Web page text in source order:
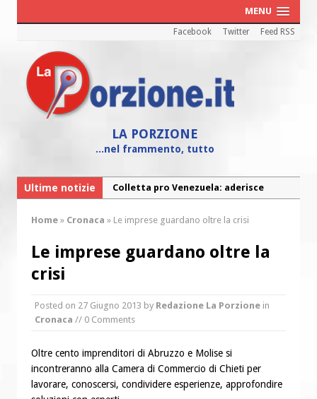
MENU
Facebook Twitter Feed RSS
LA PORZIONE
...nel frammento, tutto
Ultime notizie
Colletta pro Venezuela: aderisce
Fine vita: la Chiesa Cattolica inglese si
mobilita contro il suicidio assistito
Torna la festa di Sant’Andrea:
“Chiediamogli di legarci al bene”
è buono, giusto e santo per la nostra
vita”
Home » Cronaca » Le imprese guardano oltre la crisi
Le imprese guardano oltre la
crisi
Posted on 27 Giugno 2013 by Redazione La Porzione in
Cronaca // 0 Comments
Oltre cento imprenditori di Abruzzo e Molise si
incontreranno alla Camera di Commercio di Chieti per
lavorare, conoscersi, condividere esperienze, approfondire